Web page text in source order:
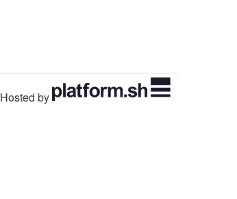
Hosted by